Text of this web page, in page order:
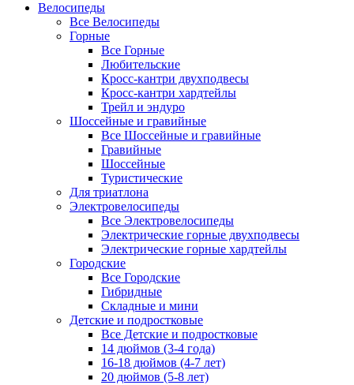
Велосипеды
Все Велосипеды
Горные
Все Горные
Любительские
Кросс-кантри двухподвесы
Кросс-кантри хардтейлы
Трейл и эндуро
Шоссейные и гравийные
Все Шоссейные и гравийные
Гравийные
Шоссейные
Туристические
Для триатлона
Электровелосипеды
Все Электровелосипеды
Электрические горные двухподвесы
Электрические горные хардтейлы
Городские
Все Городские
Гибридные
Складные и мини
Детские и подростковые
Все Детские и подростковые
14 дюймов (3-4 года)
16-18 дюймов (4-7 лет)
20 дюймов (5-8 лет)